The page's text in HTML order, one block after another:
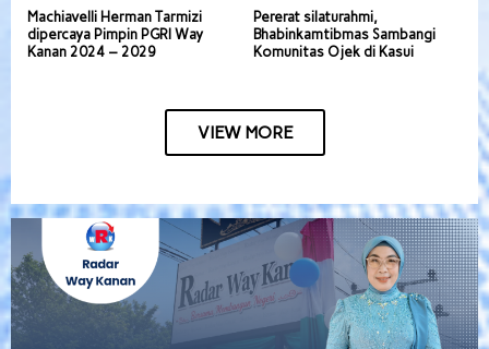
Machiavelli Herman Tarmizi
dipercaya Pimpin PGRI Way
Kanan 2024 – 2029
Pererat silaturahmi,
Bhabinkamtibmas Sambangi
Komunitas Ojek di Kasui
VIEW MORE